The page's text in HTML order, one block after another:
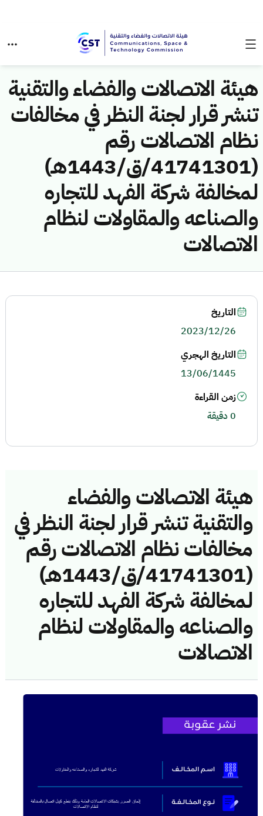
هيئة الاتصالات والفضاء والتقنية
تنشر قرار لجنة النظر في مخالفات
نظام الاتصالات رقم
(41741301/ق/1443هـ)
لمخالفة شركة الفهد للتجاره
والصناعه والمقاولات لنظام
الاتصالات
هيئة الاتصالات والفضاء
والتقنية تنشر قرار لجنة النظر في
مخالفات نظام الاتصالات رقم
(41741301/ق/1443هـ)
لمخالفة شركة الفهد للتجاره
والصناعه والمقاولات لنظام
الاتصالات
التاريخ
2023/12/26
التاريخ الهجري
13/06/1445
زمن القراءة
0 دقيقة